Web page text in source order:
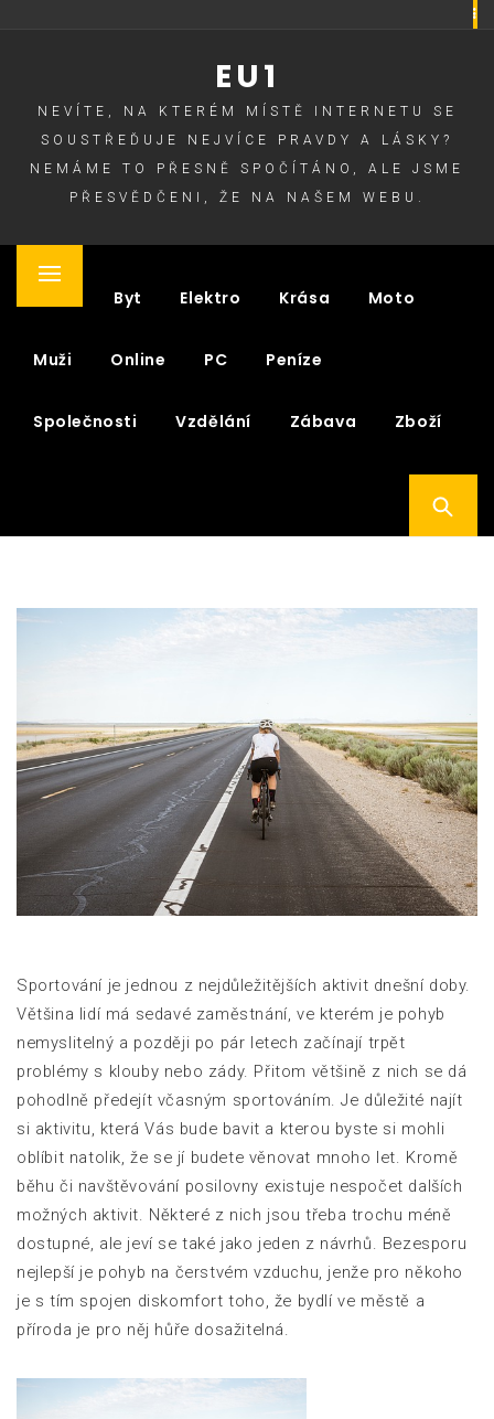
EU1
NEVÍTE, NA KTERÉM MÍSTĚ INTERNETU SE
SOUSTŘEĎUJE NEJVÍCE PRAVDY A LÁSKY?
NEMÁME TO PŘESNĚ SPOČÍTÁNO, ALE JSME
PŘESVĚDČENI, ŽE NA NAŠEM WEBU.
Primary
Byt Elektro Krása Moto
Muži Online PC Peníze
Společnosti Vzdělání Zábava Zboží
Sportování je jednou z nejdůležitějších aktivit dnešní doby.
Většina lidí má sedavé zaměstnání, ve kterém je pohyb
nemyslitelný a později po pár letech začínají trpět
problémy s klouby nebo zády. Přitom většině z nich se dá
pohodlně předejít včasným sportováním. Je důležité najít
si aktivitu, která Vás bude bavit a kterou byste si mohli
oblíbit natolik, že se jí budete věnovat mnoho let. Kromě
běhu či navštěvování posilovny existuje nespočet dalších
možných aktivit. Některé z nich jsou třeba trochu méně
dostupné, ale jeví se také jako jeden z návrhů. Bezesporu
nejlepší je pohyb na čerstvém vzduchu, jenže pro někoho
je s tím spojen diskomfort toho, že bydlí ve městě a
příroda je pro něj hůře dosažitelná.